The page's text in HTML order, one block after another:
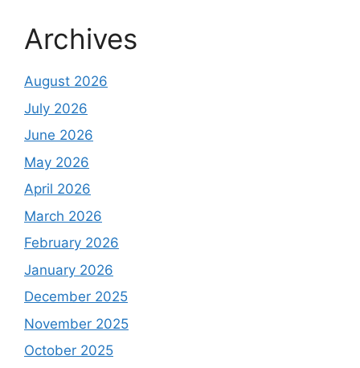
Archives
August 2026
July 2026
June 2026
May 2026
April 2026
March 2026
February 2026
January 2026
December 2025
November 2025
October 2025